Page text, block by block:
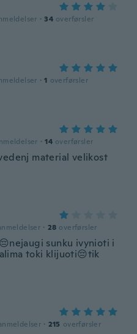
· 34 overførsler
· 1 overførsler
· 14 overførsler
material velikost
· 28 overførsler
sunku ivynioti i
toki klijuoti😔tik
· 215 overførsler